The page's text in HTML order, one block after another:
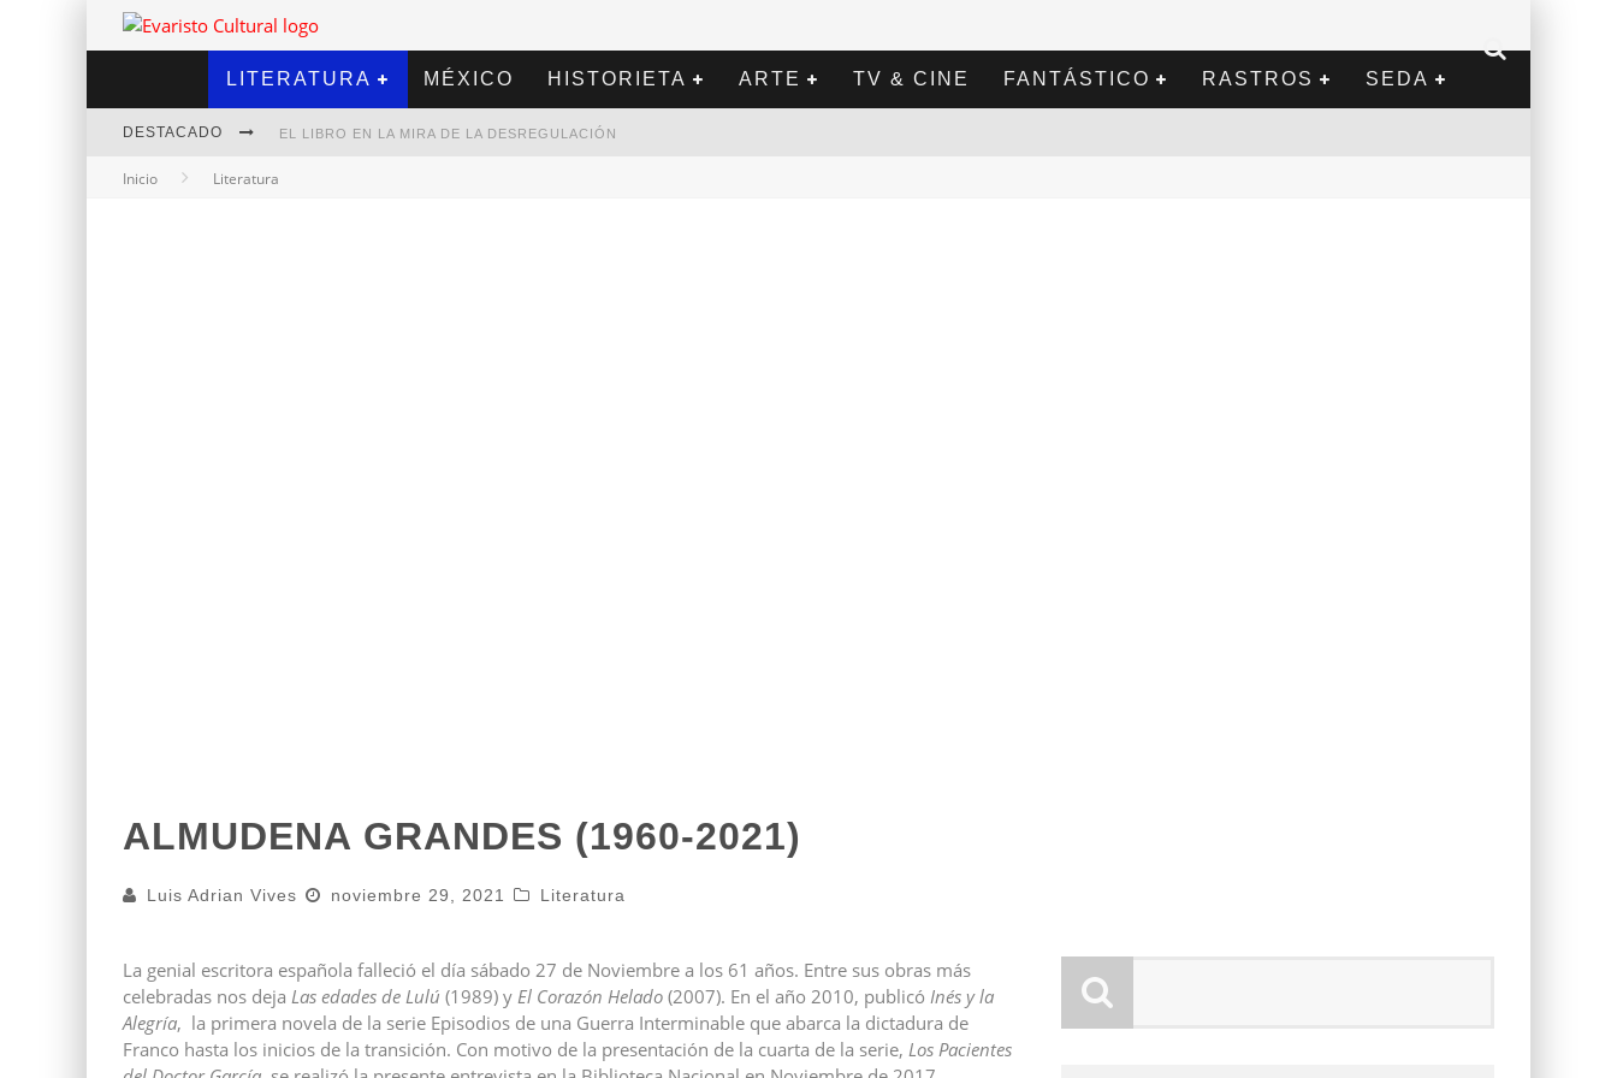
LITERATURA MÉXICO HISTORIETA ARTE TV & CINE FANTÁSTICO RASTROS SEDA
DESTACADO EL LIBRO EN LA MIRA DE LA DESREGULACIÓN
Inicio Literatura
ALMUDENA GRANDES (1960-2021)
Luis Adrian Vives noviembre 29, 2021 Literatura
La genial escritora española falleció el día sábado 27 de Noviembre a los 61 años. Entre sus obras más
celebradas nos deja Las edades de Lulú (1989) y El Corazón Helado (2007). En el año 2010, publicó Inés y la
Alegría, la primera novela de la serie Episodios de una Guerra Interminable que abarca la dictadura de
Franco hasta los inicios de la transición. Con motivo de la presentación de la cuarta de la serie, Los Pacientes